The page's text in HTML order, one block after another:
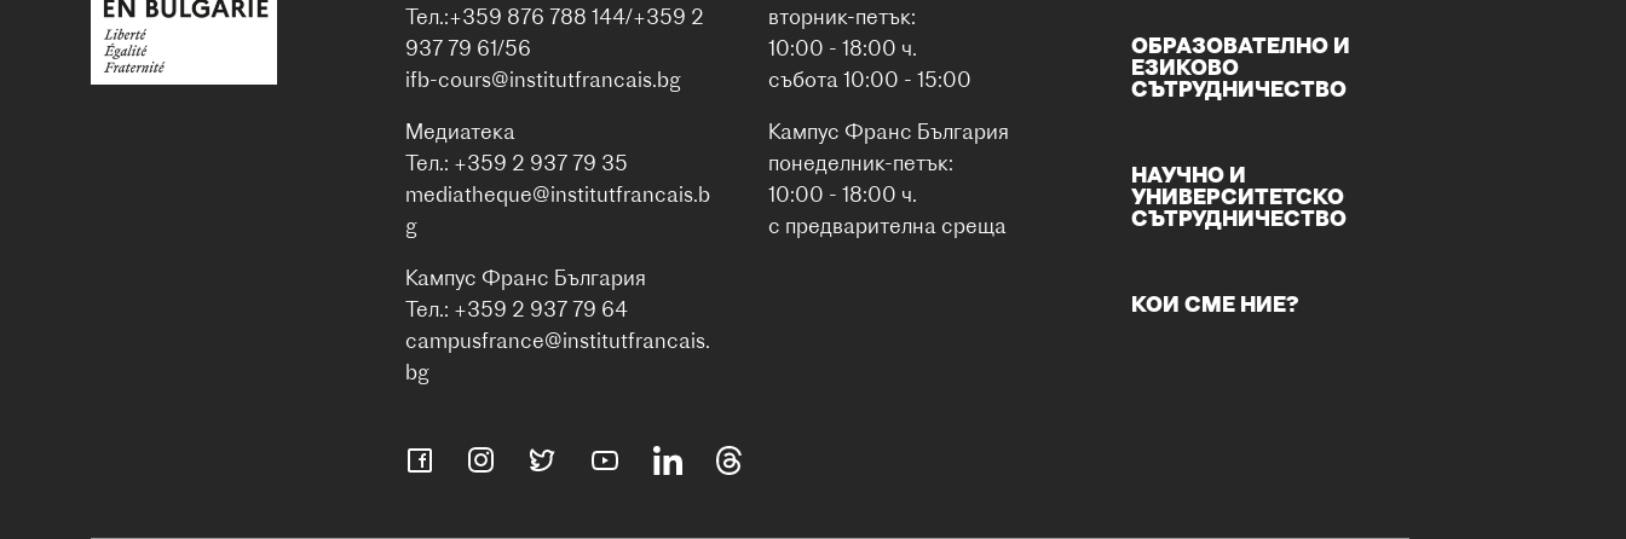
Тел.:+359 876 788 144/+359 2
937 79 61/56
ifb-cours@institutfrancais.bg
Медиатека
Тел.: +359 2 937 79 35
mediatheque@institutfrancais.b
g
Кампус Франс България
Тел.: +359 2 937 79 64
campusfrance@institutfrancais.
bg
вторник-петък:
10:00 - 18:00 ч.
събота 10:00 - 15:00
Кампус Франс България
понеделник-петък:
10:00 - 18:00 ч.
с предварителна среща
ОБРАЗОВАТЕЛНО И
ЕЗИКОВО
СЪТРУДНИЧЕСТВО
НАУЧНО И
УНИВЕРСИТЕТСКО
СЪТРУДНИЧЕСТВО
КОИ СМЕ НИЕ?